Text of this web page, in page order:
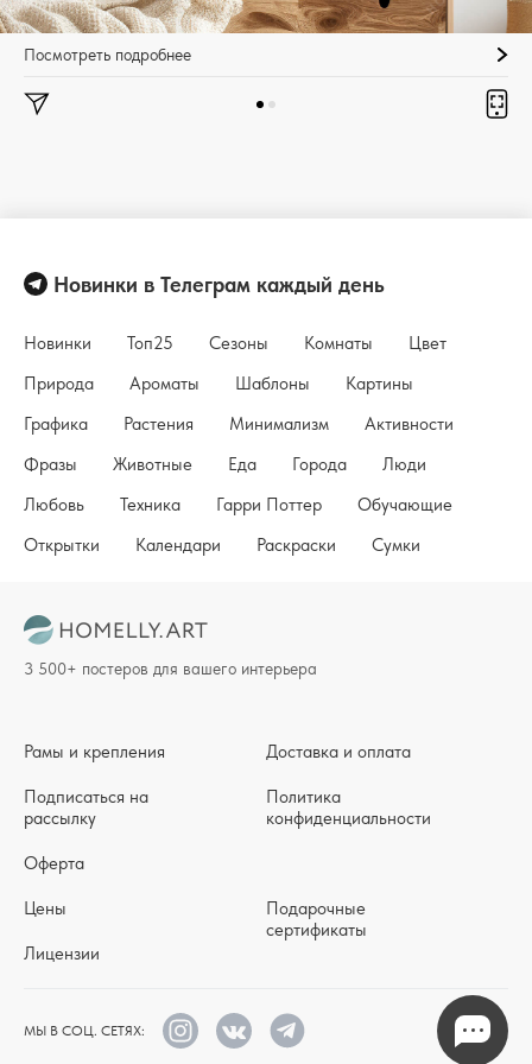
Посмотреть подробнее
Новинки в Телеграм каждый день
Новинки Топ25 Сезоны Комнаты
Цвет
Природа
Ароматы Шаблоны
Картины
Графика
Растения Минимализм
Активности
Фразы
Животные Еда Города
Люди
Любовь
Техника Гарри Поттер
Обучающие
Открытки
Календари Раскраски Сумки
МЫ В СОЦ. СЕТЯХ:
Рамы и крепления
Подписаться на
рассылку
Оферта
Доставка и оплата
Политика
конфиденциальности
Цены
Лицензии
Подарочные
сертификаты
3 500+ постеров для вашего интерьера